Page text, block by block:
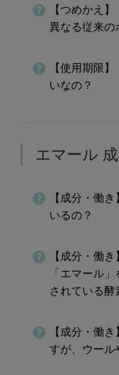
【つめかえ
異なる従来の
【使用期限
いなの？
エマール
【成分・働
いるの？
【成分・働
「エマール
されている酵
【成分・働
すが、ウール